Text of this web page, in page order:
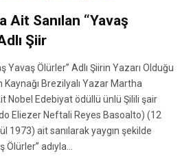
Ait Sanılan “Yavaş
Şiir
Yavaş Ölürler” Adlı Şiirin Yazarı Olduğu
Kaynağı Brezilyalı Yazar Martha
Nobel Edebiyat ödüllü ünlü Şilili şair
Eliezer Neftali Reyes Basoalto) (12
1973) ait sanılarak yaygın şekilde
adıyla…